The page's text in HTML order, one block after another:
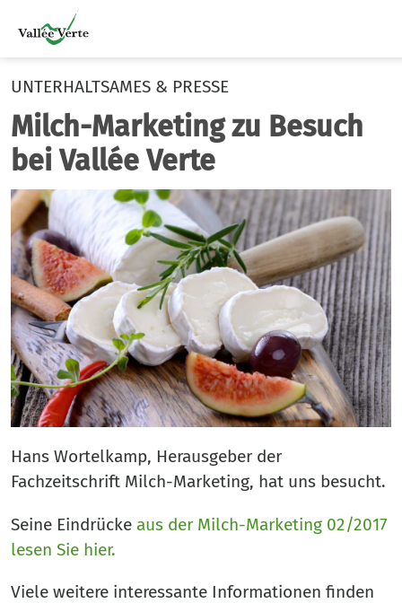
UNTERHALTSAMES & PRESSE
Milch-Marketing zu Besuch
bei Vallée Verte
Hans Wortelkamp, Herausgeber der
Fachzeitschrift Milch-Marketing, hat uns besucht.
Seine Eindrücke aus der Milch-Marketing 02/2017
lesen Sie hier.
Viele weitere interessante Informationen finden